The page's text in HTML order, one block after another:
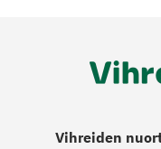
Vihreiden